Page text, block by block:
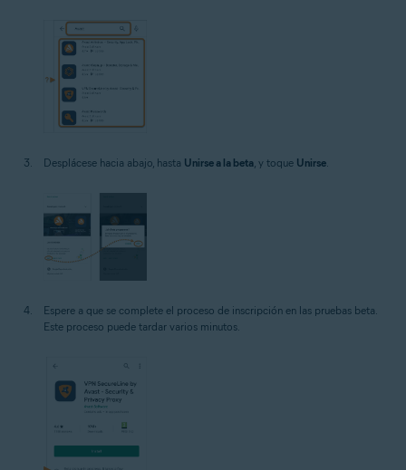
Desplácese hacia abajo, hasta Unirse a la beta, y toque Unirse.
Espere a que se complete el proceso de inscripción en las pruebas beta.
Este proceso puede tardar varios minutos.